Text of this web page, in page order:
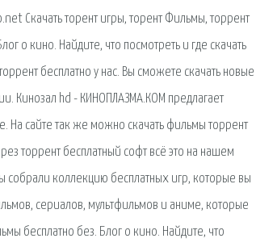
Скачать торент игры, торент Фильмы, торрент
о кино. Найдите, что посмотреть и где скачать
бесплатно у нас. Вы сможете скачать новые
Кинозал hd - КИНОПЛАЗМА.КОМ предлагает
На сайте так же можно скачать фильмы торрент
торрент бесплатный софт всё это на нашем
собрали коллекцию бесплатных игр, которые вы
сериалов, мультфильмов и аниме, которые
бесплатно без. Блог о кино. Найдите, что